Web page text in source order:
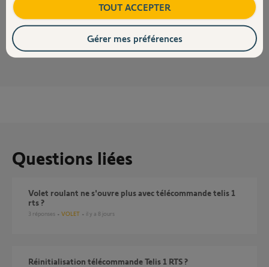
Merci pour votre rapidité de réponse !
il y a plus de 2 ans
Questions liées
Volet roulant ne s'ouvre plus avec télécommande telis 1
rts ?
3 réponses VOLET il y a 8 jours
réinitialisation télécommande Telis 1 RTS ?
TOUT ACCEPTER
Gérer mes préférences